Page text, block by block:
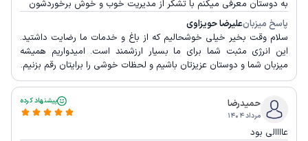
به دوستان معرفی میکنم با تشکر از مدیریت خوب و خوش برخوردشون
پاسخ میزبانعلیرضا حویزاوی
سلام وقت بخیر خیلی خوشحالیم که از باغ و خدمات ما رضایت داشتید.
این انرژی مثبت شما برای ما بسیار ارزشمند است. امیدواریم همیشه
میزبان شما و دوستان عزیزتان باشیم و لحظات خوشی را برایتان رقم بزنیم.
حمیدرضا
مرداد ۱۴۰۴
پیشنهاد کرده
عاااالی بود